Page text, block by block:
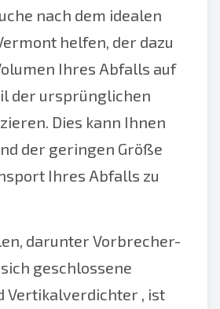
nach dem idealen
helfen, der dazu
Ihres Abfalls auf
der ursprünglichen
Dies kann Ihnen
der geringen Größe
Ihres Abfalls zu
darunter Vorbrecher-
sich geschlossene
Vertikalverdichter , ist